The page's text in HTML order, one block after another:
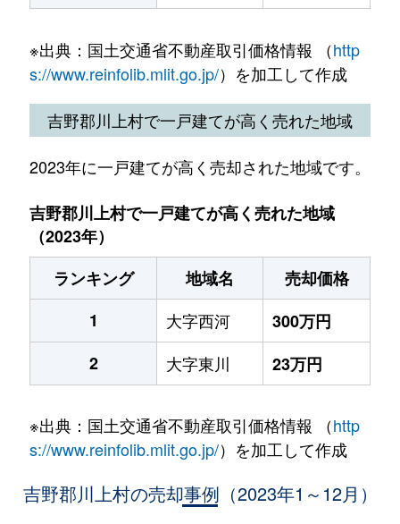
※出典：国土交通省不動産取引価格情報 （http
s://www.reinfolib.mlit.go.jp/）を加工して作成
吉野郡川上村で一戸建てが高く売れた地域
2023年に一戸建てが高く売却された地域です。
吉野郡川上村で一戸建てが高く売れた地域
（2023年）
ランキング
地域名
売却価格
1
大字西河
300万円
2
大字東川 23万円
※出典：国土交通省不動産取引価格情報 （http
s://www.reinfolib.mlit.go.jp/）を加工して作成
吉野郡川上村の売却事例（2023年1～12月）